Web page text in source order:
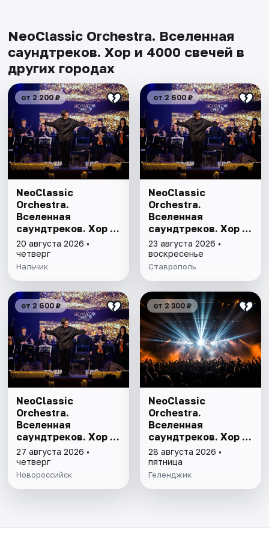
NeoClassic Orchestra. Вселенная
саундтреков. Хор и 4000 свечей в
других городах
от 2 200 ₽
NeoClassic
Orchestra.
Вселенная
саундтреков. Хор и
4000 свечей
20 августа 2026 •
четверг
Нальчик
от 2 600 ₽
NeoClassic
Orchestra.
Вселенная
саундтреков. Хор и
4000 свечей
23 августа 2026 •
воскресенье
Ставрополь
от 2 600 ₽
NeoClassic
Orchestra.
Вселенная
саундтреков. Хор и
4000 свечей
27 августа 2026 •
четверг
Новороссийск
от 2 300 ₽
NeoClassic
Orchestra.
Вселенная
саундтреков. Хор и
4000 свечей
28 августа 2026 •
пятница
Геленджик